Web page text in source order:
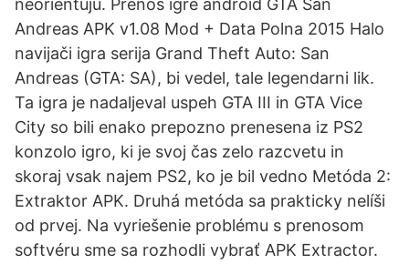
neorientujú. Prenos igre android GTA San
Andreas APK v1.08 Mod + Data Polna 2015 Halo
navijači igra serija Grand Theft Auto: San
Andreas (GTA: SA), bi vedel, tale legendarni lik.
Ta igra je nadaljeval uspeh GTA III in GTA Vice
City so bili enako prepozno prenesena iz PS2
konzolo igro, ki je svoj čas zelo razcvetu in
skoraj vsak najem PS2, ko je bil vedno Metóda 2:
Extraktor APK. Druhá metóda sa prakticky nelíši
od prvej. Na vyriešenie problému s prenosom
softvéru sme sa rozhodli vybrať APK Extractor.